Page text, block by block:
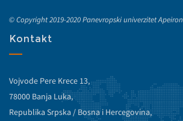
© Copyright 2019-2020 Panevropski univerzitet Apeiron
Kontakt
Vojvode Pere Krece 13,
78000 Banja Luka,
Republika Srpska / Bosna i Hercegovina,